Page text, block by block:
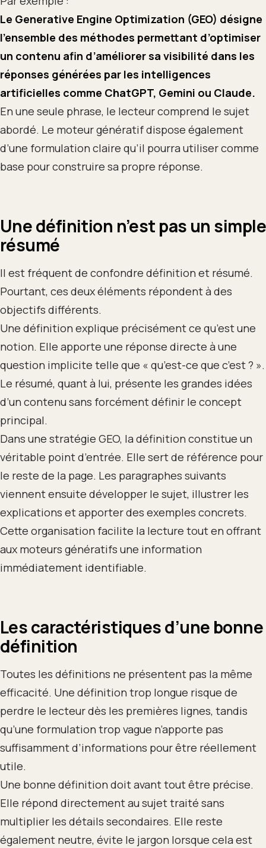
Le Generative Engine Optimization (GEO) désigne
l’ensemble des méthodes permettant d’optimiser
un contenu afin d’améliorer sa visibilité dans les
réponses générées par les intelligences
artificielles comme ChatGPT, Gemini ou Claude.
En une seule phrase, le lecteur comprend le sujet
abordé. Le moteur génératif dispose également
d’une formulation claire qu’il pourra utiliser comme
base pour construire sa propre réponse.
Une définition n’est pas un simple
résumé
Il est fréquent de confondre définition et résumé.
Pourtant, ces deux éléments répondent à des
objectifs différents.
Une définition explique précisément ce qu’est une
notion. Elle apporte une réponse directe à une
question implicite telle que « qu’est-ce que c’est ? ».
Le résumé, quant à lui, présente les grandes idées
d’un contenu sans forcément définir le concept
principal.
Dans une stratégie GEO, la définition constitue un
véritable point d’entrée. Elle sert de référence pour
le reste de la page. Les paragraphes suivants
viennent ensuite développer le sujet, illustrer les
explications et apporter des exemples concrets.
Cette organisation facilite la lecture tout en offrant
aux moteurs génératifs une information
immédiatement identifiable.
Les caractéristiques d’une bonne
définition
Toutes les définitions ne présentent pas la même
efficacité. Une définition trop longue risque de
perdre le lecteur dès les premières lignes, tandis
qu’une formulation trop vague n’apporte pas
suffisamment d’informations pour être réellement
utile.
Une bonne définition doit avant tout être précise.
Elle répond directement au sujet traité sans
multiplier les détails secondaires. Elle reste
également neutre, évite le jargon lorsque cela est